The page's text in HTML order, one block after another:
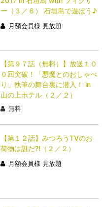
ー（３／６） 石垣島で遊ぼう♪
月額会員様 見放題
【第９７話（無料）】放送１０
０回突破！「悪魔とのおしゃべ
り」執筆の舞台裏に潜入！ in
山の上ホテル（２／２）
無料
【第１２話】みつろうTVのお
荷物は誰だ?!（２／２）
月額会員様 見放題